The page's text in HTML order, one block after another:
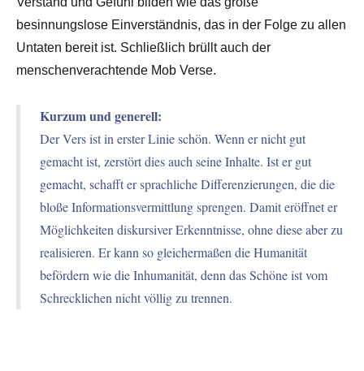
besinnungslose Einverständnis, das in der Folge zu allen
Untaten bereit ist. Schließlich brüllt auch der
menschenverachtende Mob Verse.
Kurzum und generell:
Der Vers ist in erster Linie schön. Wenn er nicht gut
gemacht ist, zerstört dies auch seine Inhalte. Ist er gut
gemacht, schafft er sprachliche Differenzierungen, die die
bloße Informationsvermittlung sprengen. Damit eröffnet er
Möglichkeiten diskursiver Erkenntnisse, ohne diese aber zu
realisieren. Er kann so gleichermaßen die Humanität
befördern wie die Inhumanität, denn das Schöne ist vom
Schrecklichen nicht völlig zu trennen.